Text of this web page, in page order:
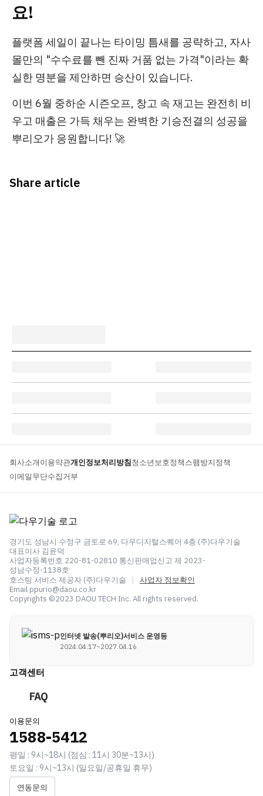
요!
플랫폼 세일이 끝나는 타이밍 틈새를 공략하고, 자사
몰만의 "수수료를 뺀 진짜 거품 없는 가격"이라는 확
실한 명분을 제안하면 승산이 있습니다.
이번 6월 중하순 시즌오프, 창고 속 재고는 완전히 비
우고 매출은 가득 채우는 완벽한 기승전결의 성공을
뿌리오가 응원합니다! 🚀
Share article
회사소개이용약관개인정보처리방침청소년보호정책스팸방지정책
이메일무단수집거부
경기도 성남시 수정구 금토로 69, 다우디지털스퀘어 4층 (주)다우기술
대표이사 김윤덕
사업자등록번호 220-81-02810 통신판매업신고 제 2023-
성남수정-1138호
호스팅 서비스 제공자 (주)다우기술
| 사업자 정보확인
Email ppurio@daou.co.kr
Copyrights ©2023 DAOU TECH Inc. All rights reserved.
인터넷 발송(뿌리오)서비스 운영등
2024.04.17~2027.04.16
고객센터
FAQ
이용문의
1588-5412
평일 : 9시~18시 (점심 : 11시 30분~13시)
토요일 : 9시~13시 (일요일/공휴일 휴무)
연동문의